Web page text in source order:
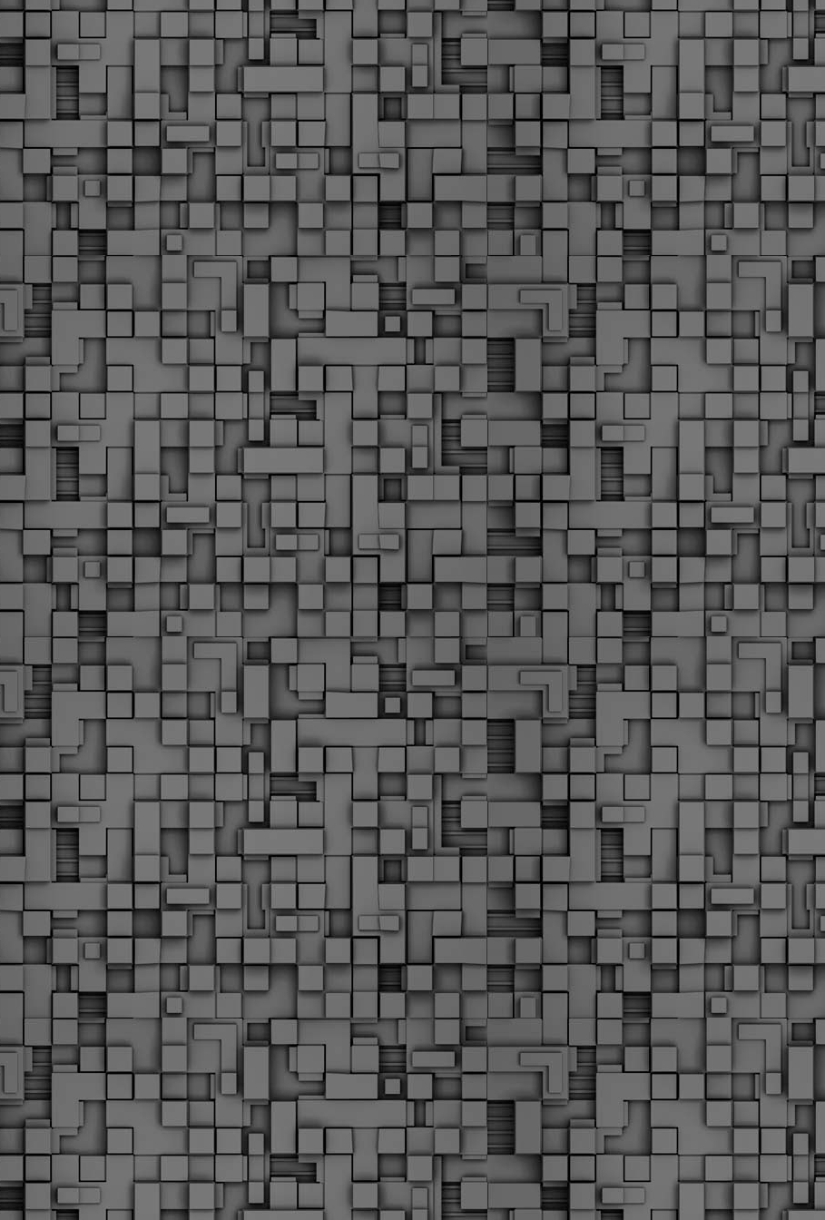
σε δήμους της χώρας. Το Dimastin, αναζητεί σχετικό
φωτογραφικό υλικό στο διαδίκτυο και σας το παρουσιάζει σε
αυτή την ανάρτηση. Επίσης, σας καλούμε, αν διαπιστώσετε ότι
μας έχουν "ξεφύγει" ορκωμοσίες, μπορείτε να στέλνετε το
φωτογραφικό τους υλικό στο dimasthes@gmail.gr ώστε να το
δημοσιεύουμε εδώ, άμεσα.
MAR
Θεσσαλονίκη: Ορκίστηκαν οι 75 νέοι δημοτικοί
αστυνομικοί – Τι τους ζήτησε ο Αγγελούδης
Ενισχύεται το έργο της δημοτικής αστυνομίας στο δήμο
Θεσσαλονίκης καθώς το πρωί της Τετάρτης 18 Μαρτίου
ορκίστηκαν οι 75 νέοι δημοτικοί αστυνομικοί.
«Με αυτούς, σε λίγους μήνες αποκτά ένα ισχυρό σώμα η
δημοτική αστυνομία. Θα είναι πιο κοντά στον πολίτη. Είχα την
ευκαιρία να είμαι σήμερα στην ορκωμοσία τους.
MAR
Ξεκίνησαν εδώ και μια εβδομάδα οι αφίξεις των
νεοπροσληφθέντων Δημοτικών Αστυνομικών στους
δήμους και οι ορκωμοσίες τους - Πλήρες
Μεγάλες μέρες ζει ο "οργανισμός" της Δημοτικής Αστυνομίας!
Να θυμίσουμε ότι κανονικές προσλήψεις στην Δημοτική
Αστυνομία έχουν να γίνουν από το 2010. Δεκαέξι ολόκληρα
χρόνια! Και βέβαια, ακόμη και με αυτές τις προσλήψεις, δεν
φτάνουμε ούτε τα 2/3 των Δημοτικών Αστυνομικών που
υπηρετούσαν το 2013 προ της κατάργησης της υπηρεσίας με
απόφαση του σημερινού πρωθυπουργού Κυριάκου Μητσοτάκη. Ας
είναι...
2
Δημοτική Αστυνομία Θεσσαλονίκης: Διμηνιαίος
απολογισμός ελέγχων τήρησης νομοθεσίας
Τον απολογισμό των δράσεων ελέγχου για τα ζώα συντροφιάς
κατά το δίμηνο Ιανουαρίου – Φεβρουαρίου 2026 παρουσιάζει η
Δημοτική Αστυνομία Θεσσαλονίκης, με στόχο την προστασία των
ζώων και την ομαλή συμβίωση στην πόλη.
FEB
18
ΣτΕ: Οριστική απόρριψη της επαναφοράς του 13ου
και 14ου μισθού για τους δημοσίους υπαλλήλους
Με την απόφαση αυτή, το ΣτΕ απορρίπτει οριστικά τις
αξιώσεις των δημοσίων υπαλλήλων για επαναφορά των
δώρων, επικυρώνοντας την τρέχουσα κατάσταση παρά τις
αντιδράσεις της ΑΔΕΔΥ
Το ΣτΕ απέρριψε οριστικά την προσφυγή της ΑΔΕΔΥ και ενός
εκπαιδευτικού για την επαναφορά των δώρων Χριστουγέννων,
Πάσχα και θερινής άδειας (13ος και 14ος μισθός) στους
εργαζόμενους του δημόσιου τομέα, κλείνοντας μια μακρά
διαμάχη δεκαετιών που αφορούσε τις μνημονιακές περικοπές.
Γνωστοποίηση έκδοσης οριστικών αποτελεσμάτων –
Παροχή οδηγιών.
► Δείτε/κατεβάστε την πολυαναμενόμενη εγκύκλιο του Υπ.
FEB
1
Με διαρροή 2 μέρες πριν την στάση εργασίας
ενημερώνει το ΣτΕ για την απόρριψη της επαναφοράς